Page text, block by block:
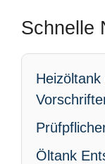
Schnelle
Öltank